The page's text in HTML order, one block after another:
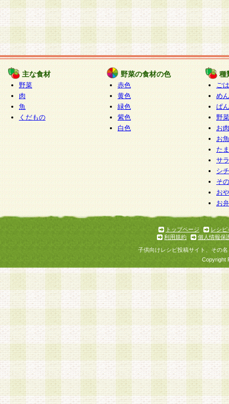
主な食材
野菜
肉
魚
くだもの
野菜の食材の色
赤色
黄色
緑色
紫色
白色
種
ご
めん
ぱん
野
お
お
た
サ
シ
そ
お
お
トップページ
レシピ
利用規約
個人情報保
子供向けレシピ投稿サイト、その
Copyright